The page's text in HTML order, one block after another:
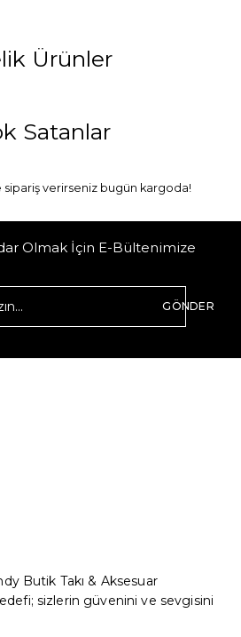
Ürünler
Satanlar
sipariş verirseniz bugün kargoda!
Olmak İçin E-Bültenimize
GÖNDER
Butik Takı & Aksesuar
sizlerin güvenini ve sevgisini